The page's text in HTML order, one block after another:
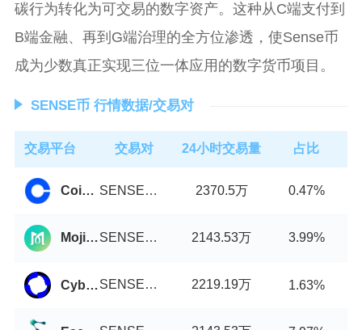
碳行为转化为可交易的数字资产。这种从C端支付到
B端金融、再到G端治理的全方位渗透，使Sense币
成为少数真正实现三位一体应用的数字货币项目。
SENSE币 行情数据/交易对
交易平台 交易对 24小时交易量 占比
Coinbase SENSE币/USDT 2370.5万 0.47%
MojitoSwap SENSE币/USDT 2143.53万 3.99%
Cyberperp SENSE币/USDT 2219.19万 1.63%